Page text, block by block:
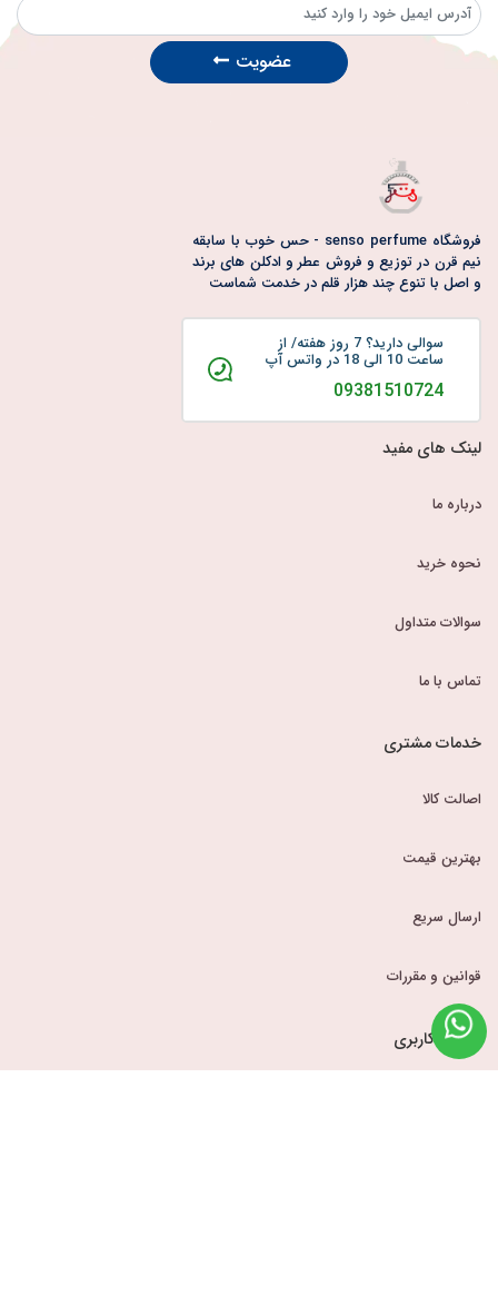
عضویت
فروشگاه senso perfume - حس خوب با سابقه
نیم قرن در توزیع و فروش عطر و ادکلن های برند
و اصل با تنوع چند هزار قلم در خدمت شماست
سوالی دارید؟ 7 روز هفته/ از
ساعت 10 الی 18 در واتس آپ
09381510724
لینک های مفید
درباره ما
نحوه خرید
سوالات متداول
تماس با ما
خدمات مشتری
اصالت کالا
بهترین قیمت
ارسال سریع
قوانین و مقررات
حساب کاربری